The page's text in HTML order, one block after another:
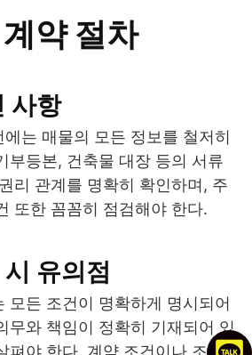
약 절차
사항
는 매물의 모든 정보를 철저히
부등본, 건축물 대장 등의 서류
리 관계를 명확히 확인하며, 주
또한 꼼꼼히 점검해야 한다.
유의점
모든 조건이 명확하게 명시되어
무와 책임이 정확히 기재되어 있
펴야 한다. 계약 조건이나 조항